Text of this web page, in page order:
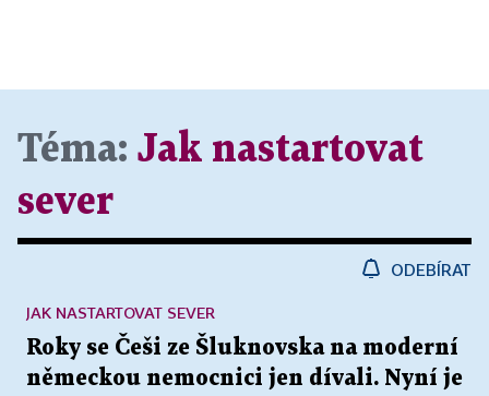
Téma: Jak nastartovat
sever
ODEBÍRAT
Roky se Češi ze Šluknovska na moderní
německou nemocnici jen dívali. Nyní je
JAK NASTARTOVAT SEVER